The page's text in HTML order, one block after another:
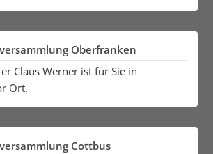
Oberfranken
Claus Werner ist für Sie in
Ort.
Cottbus